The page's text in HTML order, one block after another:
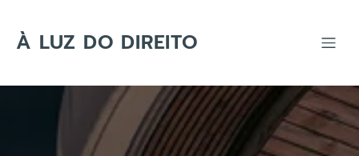
content
À LUZ DO DIREITO